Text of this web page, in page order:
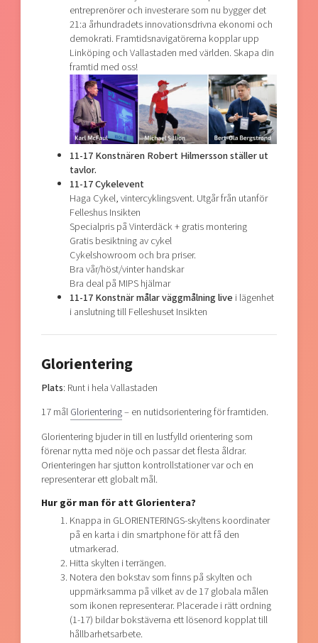
entreprenörer och investerare som nu bygger det
21:a århundradets innovationsdrivna ekonomi och
demokrati. Framtidsnavigatörerna kopplar upp
Linköping och Vallastaden med världen. Skapa din
framtid med oss!
11-17 Konstnären Robert Hilmersson ställer ut
tavlor.
11-17 Cykelevent
Haga Cykel, vintercyklingsvent. Utgår från utanför
Felleshus Insikten
Specialpris på Vinterdäck + gratis montering
Gratis besiktning av cykel
Cykelshowroom och bra priser.
Bra vår/höst/vinter handskar
​Bra deal på MIPS hjälmar
11-17 Konstnär målar väggmålning livei lägenhet
i anslutning till Felleshuset Insikten
Glorientering
Plats: Runt i hela Vallastaden
17 målGlorientering– en nutidsorientering för framtiden.
Glorientering bjuder in till en lustfylld orientering som
förenar nytta med nöje och passar det flesta åldrar.
Orienteringen har sjutton kontrollstationer var och en
representerar ett globalt mål.
Hur gör man för att Glorientera?
Knappa in GLORIENTERINGS-skyltens koordinater
på en karta i din smartphone för att få den
utmarkerad.
Hitta skylten i terrängen.
Notera den bokstav som finns på skylten och
uppmärksamma på vilket av de 17 globala målen
som ikonen representerar. Placerade i rätt ordning
(1-17) bildar bokstäverna ett lösenord kopplat till
hållbarhetsarbete.